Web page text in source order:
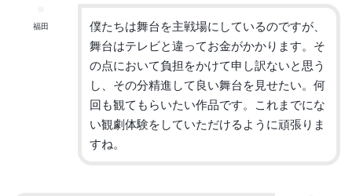
福田
僕たちは舞台を主戦場にしているのですが、
舞台はテレビと違ってお金がかかります。 そ
の点において負担をかけて申し訳ないと思う
し、 その分精進して良い舞台を見せたい。 何
回も観てもらいたい作品です。 これまでにな
い観劇体験をしていただけるように頑張りま
すね。